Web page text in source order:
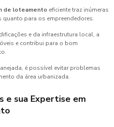
de loteamento eficiente traz inúmeras
para os empreendedores.
e da infraestrutura local, a
e contribui para o bom
é possível evitar problemas
da área urbanizada.
e sua Expertise em